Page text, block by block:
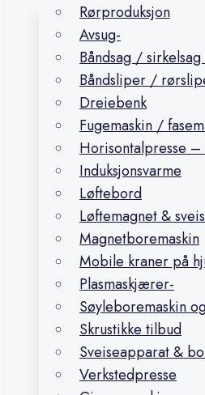
Rørproduksjon
Avsug-
Båndsag /
Båndsliper /
Dreiebenk
Fugemaskin /
Horisontalpresse –
Induksjonsvarme
Løftebord
Løftemagnet &
Magnetboremaskin
Mobile kraner på
Plasmaskjærer-
Søyleboremaskin
Skrustikke tilbud
Sveiseapparat &
Verkstedpresse